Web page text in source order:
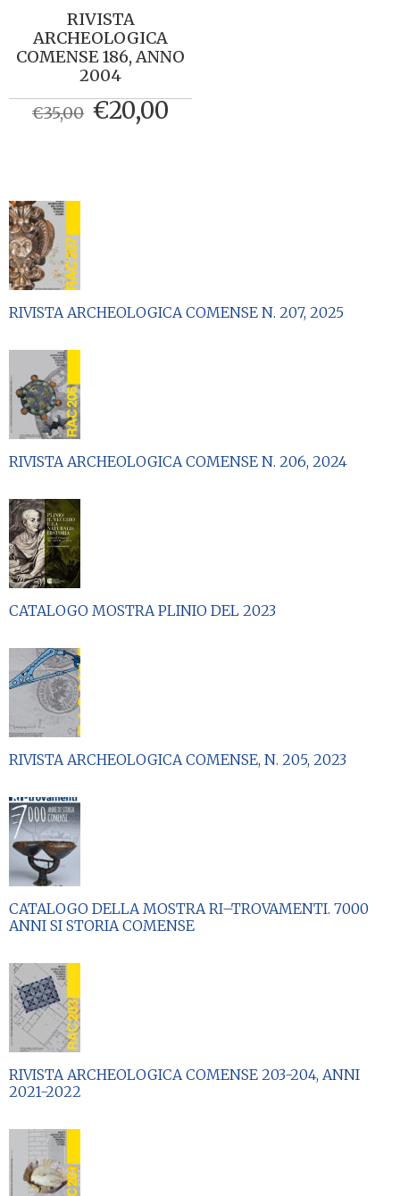
RIVISTA
ARCHEOLOGICA
COMENSE 186, ANNO
2004
€35,00 Il
prezzo
€20,00Il
RIVISTA ARCHEOLOGICA COMENSE N. 207, 2025
RIVISTA ARCHEOLOGICA COMENSE N. 206, 2024
CATALOGO MOSTRA PLINIO DEL 2023
RIVISTA ARCHEOLOGICA COMENSE, N. 205, 2023
CATALOGO DELLA MOSTRA RI–TROVAMENTI. 7000
ANNI SI STORIA COMENSE
RIVISTA ARCHEOLOGICA COMENSE 203-204, ANNI
2021-2022